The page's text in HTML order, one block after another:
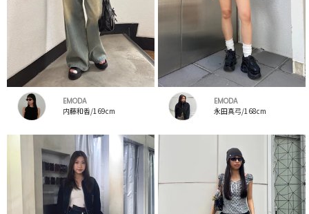
EMODA
内藤和香/169cm
EMODA
永田真弓/168cm